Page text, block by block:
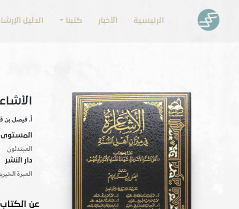
الرئيسية الأخبار كتبنا الدليل
أ. فيصل بن
المستوى
المبتدئون
دار النشر
المبرة
عن الكتاب